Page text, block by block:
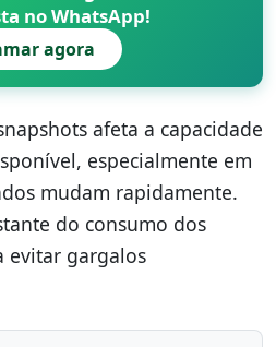
no WhatsApp!
agora
afeta a capacidade
especialmente em
mudam rapidamente.
do consumo dos
evitar gargalos